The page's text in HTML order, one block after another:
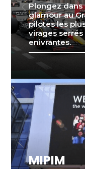
Plongez dans
glamour au
pilotes les
virages
enivrantes.
MIPIM